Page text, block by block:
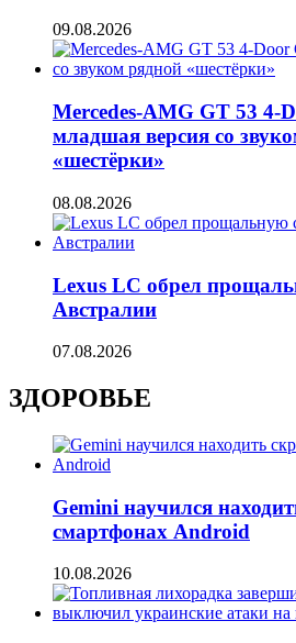
09.08.2026
Mercedes-AMG GT 53 4-
младшая версия со
«шестёрки»
08.08.2026
Lexus LC обрел
Австралии
07.08.2026
ЗДОРОВЬЕ
Gemini научился
смартфонах Android
10.08.2026